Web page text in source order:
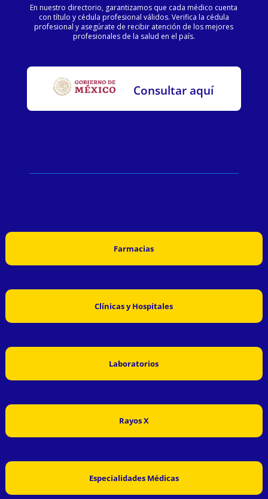
En nuestro directorio, garantizamos que cada médico cuenta
con título y cédula profesional válidos. Verifica la cédula
profesional y asegúrate de recibir atención de los mejores
profesionales de la salud en el país.
Consultar aquí
Farmacias
Clínicas y Hospitales
Laboratorios
Rayos X
Especialidades Médicas